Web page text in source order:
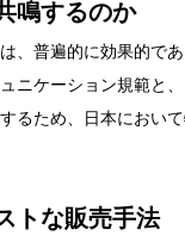
鳴するのか
、普遍的に効果的で
ニケーション規範と
るため、日本におい
トな販売手法